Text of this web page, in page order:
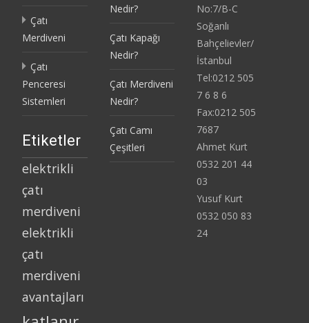
Çatı
Merdiveni
Çatı
Penceresi
Sistemleri
Nedir?
Çatı Kapağı
Nedir?
Çatı Merdiveni
Nedir?
Çatı Camı
Çeşitleri
No:7/B-C
Soğanlı
Bahçelievler/
İstanbul
Tel:0212 505
7 6 8 6
Fax:0212 505
7687
Ahmet Kurt
0532 201 44
03
Yusuf Kurt
0532 050 83
24
Etiketler
elektrikli
çatı
merdiveni
elektrikli
çatı
merdiveni
avantajları